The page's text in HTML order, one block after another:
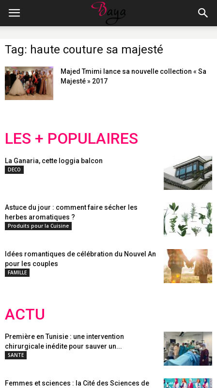
Tag: haute couture sa majesté
Majed Tmimi lance sa nouvelle collection « Sa
Majesté » 2017
LES + POPULAIRES
La Ganaria, cette loggia balcon
DECO
Astuce du jour : comment faire sécher les
herbes aromatiques ?
Produits pour la Cuisine
Idées romantiques de célébration du Nouvel An
pour les couples
FAMILLE
ACTU
Première en Tunisie : une intervention
chirurgicale inédite pour sauver un...
SANTE
Femmes et sciences : la Cité des Sciences de